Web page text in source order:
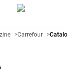
>Carrefour >